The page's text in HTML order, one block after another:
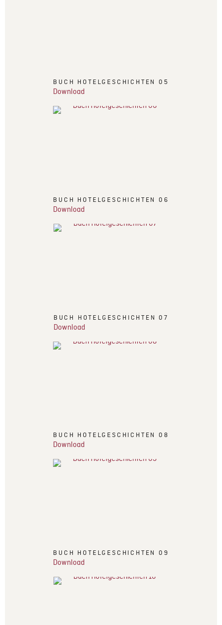
BUCH HOTELGESCHICHTEN 05
Download
BUCH HOTELGESCHICHTEN 06
Download
BUCH HOTELGESCHICHTEN 07
Download
BUCH HOTELGESCHICHTEN 08
Download
BUCH HOTELGESCHICHTEN 09
Download